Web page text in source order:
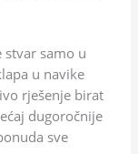
stvar samo u
u navike
rješenje birat
dugoročnije
sve